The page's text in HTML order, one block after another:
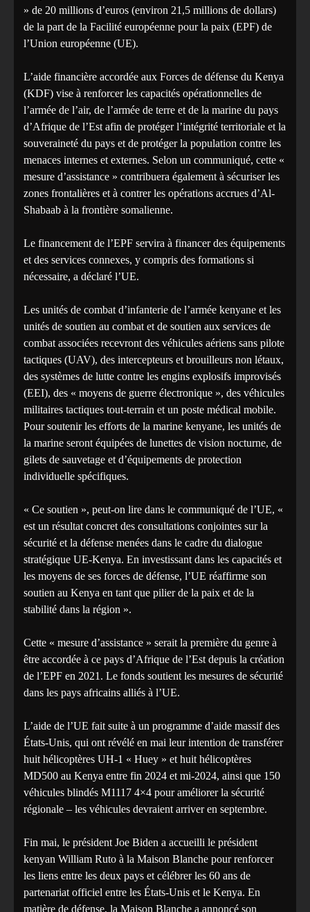
» de 20 millions d’euros (environ 21,5 millions de dollars)
de la part de la Facilité européenne pour la paix (EPF) de
l’Union européenne (UE).
L’aide financière accordée aux Forces de défense du Kenya
(KDF) vise à renforcer les capacités opérationnelles de
l’armée de l’air, de l’armée de terre et de la marine du pays
d’Afrique de l’Est afin de protéger l’intégrité territoriale et la
souveraineté du pays et de protéger la population contre les
menaces internes et externes. Selon un communiqué, cette «
mesure d’assistance » contribuera également à sécuriser les
zones frontalières et à contrer les opérations accrues d’Al-
Shabaab à la frontière somalienne.
Le financement de l’EPF servira à financer des équipements
et des services connexes, y compris des formations si
nécessaire, a déclaré l’UE.
Les unités de combat d’infanterie de l’armée kenyane et les
unités de soutien au combat et de soutien aux services de
combat associées recevront des véhicules aériens sans pilote
tactiques (UAV), des intercepteurs et brouilleurs non létaux,
des systèmes de lutte contre les engins explosifs improvisés
(EEI), des « moyens de guerre électronique », des véhicules
militaires tactiques tout-terrain et un poste médical mobile.
Pour soutenir les efforts de la marine kenyane, les unités de
la marine seront équipées de lunettes de vision nocturne, de
gilets de sauvetage et d’équipements de protection
individuelle spécifiques.
« Ce soutien », peut-on lire dans le communiqué de l’UE, «
est un résultat concret des consultations conjointes sur la
sécurité et la défense menées dans le cadre du dialogue
stratégique UE-Kenya. En investissant dans les capacités et
les moyens de ses forces de défense, l’UE réaffirme son
soutien au Kenya en tant que pilier de la paix et de la
stabilité dans la région ».
Cette « mesure d’assistance » serait la première du genre à
être accordée à ce pays d’Afrique de l’Est depuis la création
de l’EPF en 2021. Le fonds soutient les mesures de sécurité
dans les pays africains alliés à l’UE.
L’aide de l’UE fait suite à un programme d’aide massif des
États-Unis, qui ont révélé en mai leur intention de transférer
huit hélicoptères UH-1 « Huey » et huit hélicoptères
MD500 au Kenya entre fin 2024 et mi-2024, ainsi que 150
véhicules blindés M1117 4×4 pour améliorer la sécurité
régionale – les véhicules devraient arriver en septembre.
Fin mai, le président Joe Biden a accueilli le président
kenyan William Ruto à la Maison Blanche pour renforcer
les liens entre les deux pays et célébrer les 60 ans de
partenariat officiel entre les États-Unis et le Kenya. En
matière de défense, la Maison Blanche a annoncé son